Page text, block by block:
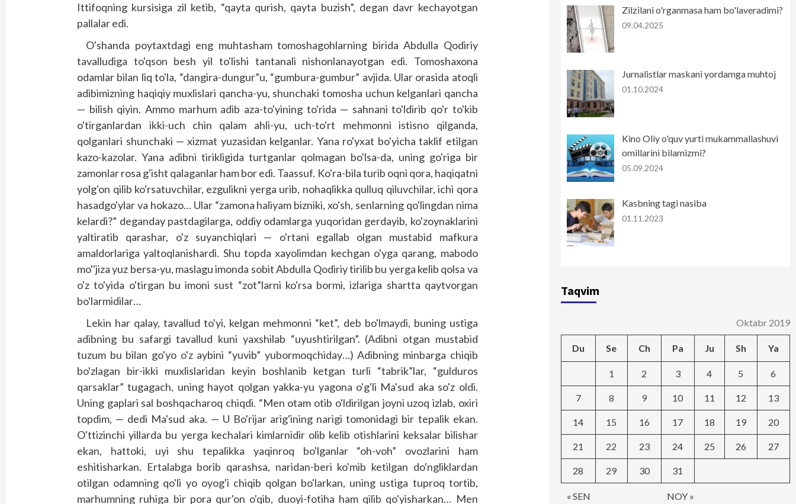
Ittifoqning kursisiga zil ketib, “qayta qurish, qayta buzish”, degan davr kechayotgan
pallalar edi.
O'shanda poytaxtdagi eng muhtasham tomoshagohlarning birida Abdulla Qodiriy
tavalludiga to'qson besh yil to'lishi tantanali nishonlanayotgan edi. Tomoshaxona
odamlar bilan liq to'la, “dangira-dungur”u, “gumbura-gumbur” avjida. Ular orasida atoqli
adibimizning haqiqiy muxlislari qancha-yu, shunchaki tomosha uchun kelganlari qancha
— bilish qiyin. Ammo marhum adib aza-to'yining to'rida — sahnani to'ldirib qo'r to'kib
o'tirganlardan ikki-uch chin qalam ahli-yu, uch-to'rt mehmonni istisno qilganda,
qolganlari shunchaki — xizmat yuzasidan kelganlar. Yana ro'yxat bo'yicha taklif etilgan
kazo-kazolar. Yana adibni tirikligida turtganlar qolmagan bo'lsa-da, uning go'riga bir
zamonlar rosa g'isht qalaganlar ham bor edi. Taassuf. Ko'ra-bila turib oqni qora, haqiqatni
yolg'on qilib ko'rsatuvchilar, ezgulikni yerga urib, nohaqlikka qulluq qiluvchilar, ichi qora
hasadgo'ylar va hokazo… Ular “zamona haliyam bizniki, xo'sh, senlarning qo'lingdan nima
kelardi?” deganday pastdagilarga, oddiy odamlarga yuqoridan gerda­yib, ko'zoynaklarini
yaltiratib qarashar, o'z suyanchiqlari — o'rtani egallab olgan mustabid mafkura
amaldorlariga yaltoqlanishardi. Shu topda xayolimdan kechgan o'yga qarang, mabodo
mo''jiza yuz bersa-yu, maslagu imonda sobit Abdulla Qodiriy tirilib bu yerga kelib qolsa va
o'z to'yida o'tirgan bu imoni sust “zot”larni ko'rsa bormi, izlariga shartta qaytvorgan
bo'larmidilar…
Lekin har qalay, tavallud to'yi, kelgan mehmonni “ket”, deb bo'lmaydi, buning ustiga
adibning bu safargi tavallud kuni yaxshilab “uyushtirilgan”. (Adibni otgan mustabid
tuzum bu bilan go'yo o'z aybini “yuvib” yubormoqchiday…) Adibning minbarga chiqib
bo'zlagan bir-ikki muxlislaridan keyin boshlanib ketgan turli “tabrik”lar, “gulduros
qarsaklar” tugagach, uning hayot qolgan yakka-yu yagona o'g'li Ma'sud aka so'z oldi.
Uning gaplari sal boshqacharoq chiqdi. “Men otam otib o'ldirilgan joyni uzoq izlab, oxiri
topdim, — dedi Ma'sud aka. — U Bo'rijar arig'ining narigi tomonidagi bir tepalik ekan.
O'ttizinchi yillarda bu yerga kechalari kimlarnidir olib kelib otishlarini keksalar bilishar
ekan, hattoki, uyi shu tepalikka yaqinroq bo'lganlar “oh-voh” ovozlarini ham
eshitisharkan. Ertalabga borib qarashsa, naridan-beri ko'mib ketilgan do'ngliklardan
otilgan odamning qo'li yo oyog'i chiqib qolgan bo'larkan, uning ustiga tuproq tortib,
marhumning ruhiga bir pora qur'on o'qib, duoyi-fotiha ham qilib qo'yisharkan… Men
Zilzilani o'rganmasa ham bo'laveradimi?
09.04.2025
Jurnalistlar maskani yordamga muhtoj
01.10.2024
Kino Oliy o'quv yurti mukammallashuvi
omillarini bilamizmi?
05.09.2024
Kasbning tagi nasiba
01.11.2023
Taqvim
Oktabr 2019
Du Se Ch Pa Ju Sh Ya
« SEN NOY »
1 2 3 4 5 6
7 8 9 10 11 12 13
14 15 16 17 18 19 20
21 22 23 24 25 26 27
28 29 30 31